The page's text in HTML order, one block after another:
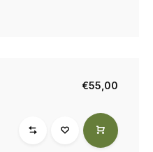
€55,00